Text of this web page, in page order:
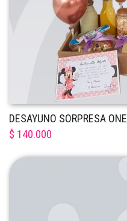
DESAYUNO SORPRESA ONE
$ 140.000